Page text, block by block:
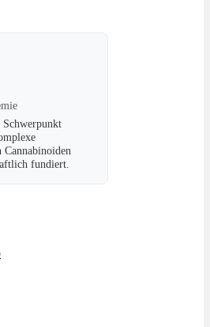
Cannabinoiden
fundiert.